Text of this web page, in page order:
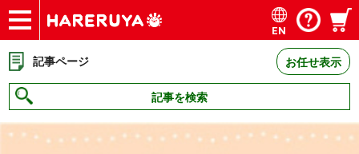
ショップ
買取
記事
デッキ検索
デッキ構築
選手一覧
店舗一覧
イベント
お問い合わせ
EN
記事ページ お任せ表示
記事を検索